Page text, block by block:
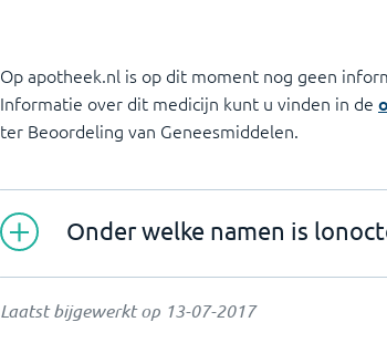
Op apotheek.nl is op dit moment nog geen
Informatie over dit medicijn kunt u vinden in de
ter Beoordeling van Geneesmiddelen.
Onder welke namen is
Laatst bijgewerkt op 13-07-2017